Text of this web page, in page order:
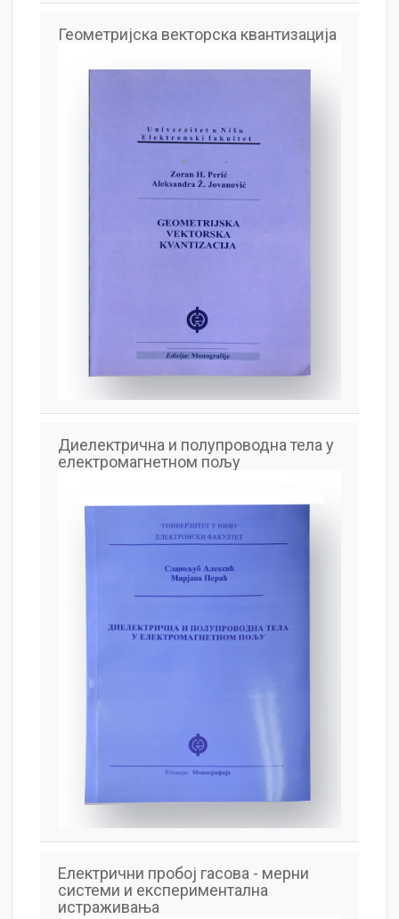
Геометријска векторска квантизација
Диелектрична и полупроводна тела у
електромагнетном пољу
Електрични пробој гасова - мерни
системи и експериментална
истраживања